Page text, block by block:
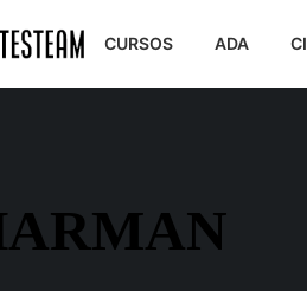
CURSOS ADA